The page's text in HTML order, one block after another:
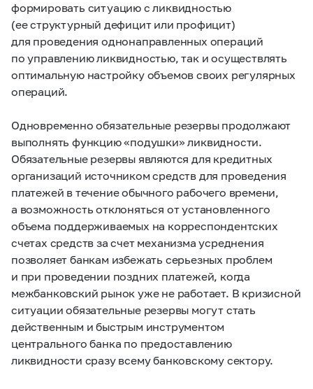
формировать ситуацию с ликвидностью
(ее структурный дефицит или профицит)
для проведения однонаправленных операций
по управлению ликвидностью, так и осуществлять
оптимальную настройку объемов своих регулярных
операций.
Одновременно обязательные резервы продолжают
выполнять функцию «подушки» ликвидности.
Обязательные резервы являются для кредитных
организаций источником средств для проведения
платежей в течение обычного рабочего времени,
а возможность отклоняться от установленного
объема поддерживаемых на корреспондентских
счетах средств за счет механизма усреднения
позволяет банкам избежать серьезных проблем
и при проведении поздних платежей, когда
межбанковский рынок уже не работает. В кризисной
ситуации обязательные резервы могут стать
действенным и быстрым инструментом
центрального банка по предоставлению
ликвидности сразу всему банковскому сектору.